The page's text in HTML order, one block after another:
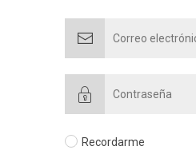
Recordarme